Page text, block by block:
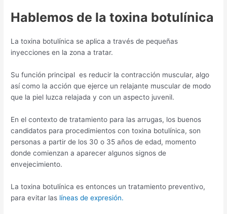
Hablemos de la toxina botulínica
La toxina botulínica se aplica a través de pequeñas
inyecciones en la zona a tratar.
Su función principal es reducir la contracción muscular, algo
así como la acción que ejerce un relajante muscular de modo
que la piel luzca relajada y con un aspecto juvenil.
En el contexto de tratamiento para las arrugas, los buenos
candidatos para procedimientos con toxina botulínica, son
personas a partir de los 30 o 35 años de edad, momento
donde comienzan a aparecer algunos signos de
envejecimiento.
La toxina botulínica es entonces un tratamiento preventivo,
para evitar las líneas de expresión.